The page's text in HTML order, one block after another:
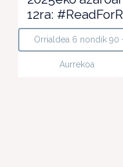
12ra:
Orrialdea 6 nondik 90
Aurrekoa